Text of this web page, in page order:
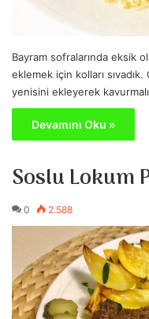
Bayram sofralarında eksik
eklemek için kolları
yenisini ekleyerek
Devamını Oku »
Soslu Lokum
0 2.588